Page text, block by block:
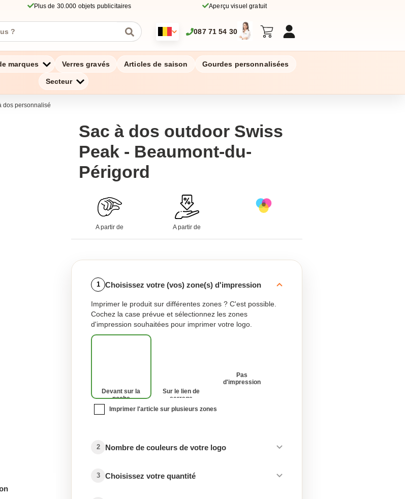
Plus de 30.000 objets publicitaires Aperçu visuel gratuit
087 71 54 30
marques Verres gravés Articles de saison Gourdes personnalisées
Secteur
dos personnalisé
Sac à dos outdoor Swiss
Peak - Beaumont-du-
Périgord
A partir de A partir de
1 Choisissez votre (vos) zone(s) d'impression
Imprimer le produit sur différentes zones ? C'est possible.
Cochez la case prévue et sélectionnez les zones
d'impression souhaitées pour imprimer votre logo.
Devant sur la
poche
Sur le lien de
serrage
Pas
d'impression
Imprimer l'article sur plusieurs zones
2 Nombre de couleurs de votre logo
3 Choisissez votre quantité